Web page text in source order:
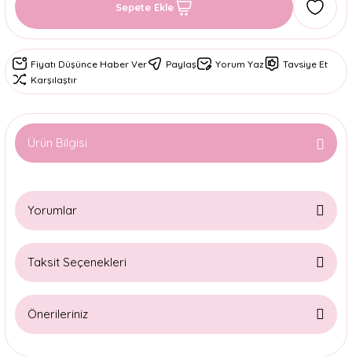
Sepete Ekle
Fiyatı Düşünce Haber Ver Paylaş Yorum Yaz
Tavsiye Et
Karşılaştır
Ürün Bilgisi
Yorumlar
Taksit Seçenekleri
Önerileriniz